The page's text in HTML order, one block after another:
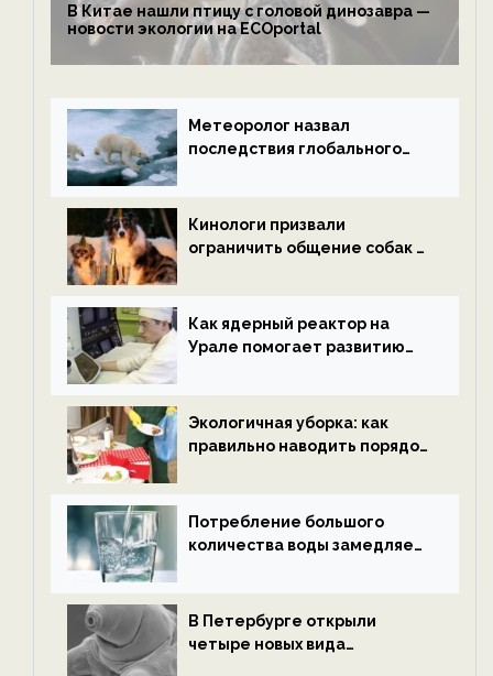
В Китае нашли птицу с головой динозавра —
новости экологии на ECOportal
Метеоролог назвал
последствия глобального
ECOportal
Кинологи призвали
ограничить общение собак с
ECOportal
Как ядерный реактор на
Урале помогает развитию
ECOportal
Экологичная уборка: как
правильно наводить порядок
Потребление большого
количества воды замедляет
В Петербурге открыли
четыре новых вида